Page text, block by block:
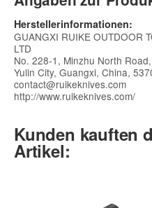
Herstellerinformationen:
GUANGXI RUIKE OUTDOOR
LTD
No. 228-1, Minzhu North
Yulin City, Guangxi, China,
contact@ruikeknives.com
http://www.ruikeknives.com/
Kunden kauften
Artikel: